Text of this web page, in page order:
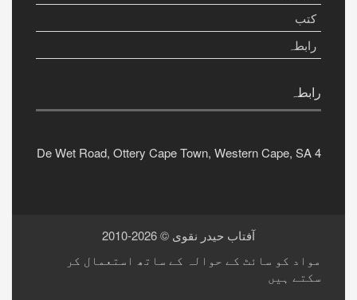
کتب
رابطہ
رابطہ
4 De Wet Road, Ottery Cape Town, Western Cape, SA
آفتاب حیدر نقوی ©
2026-2010
مواد کو سائٹ کے حوالہ کے ساتھ استعمال کر
سکتے ہیں